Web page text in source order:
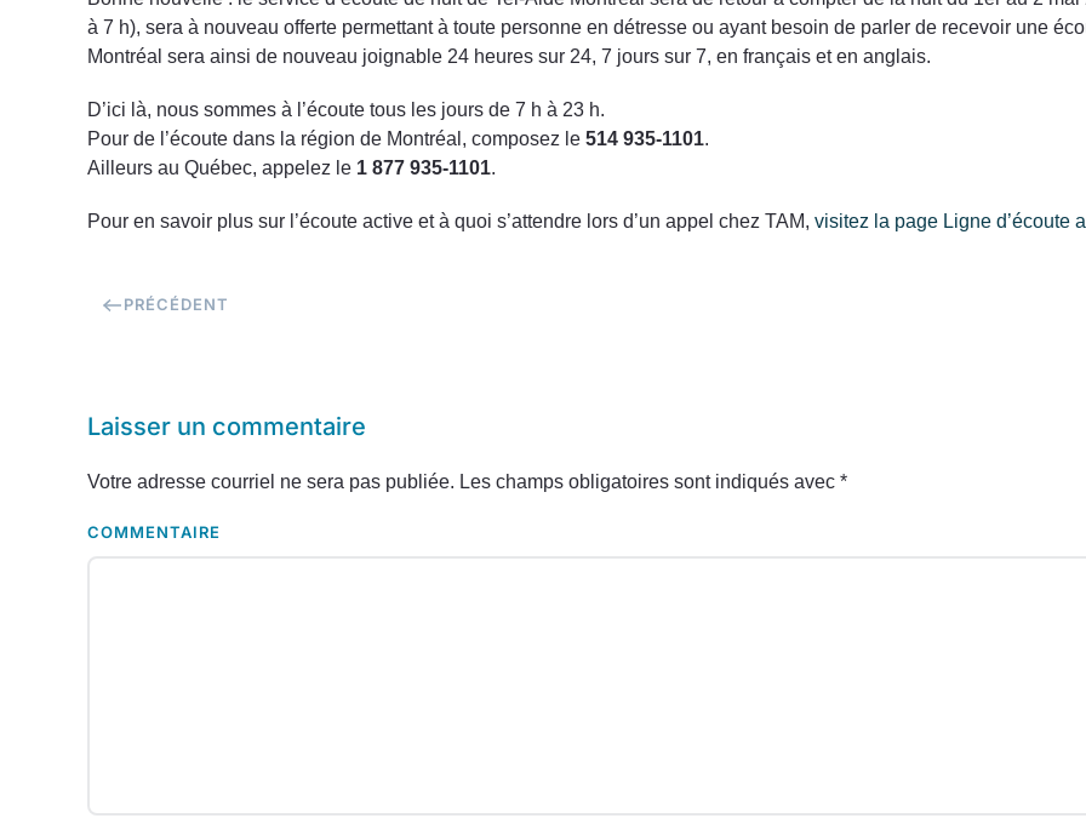
à 7 h), sera à nouveau offerte permettant à toute personne en détresse ou ayant besoin de parler de recevoir une
Montréal sera ainsi de nouveau joignable 24 heures sur 24, 7 jours sur 7, en français et en anglais.
D’ici là, nous sommes à l’écoute tous les jours de 7 h à 23 h.
Pour de l’écoute dans la région de Montréal, composez le 514 935-1101.
Ailleurs au Québec, appelez le 1 877 935-1101.
Pour en savoir plus sur l’écoute active et à quoi s’attendre lors d’un appel chez TAM, visitez la page Ligne d’écoute
PRÉCÉDENT
Laisser un commentaire
Votre adresse courriel ne sera pas publiée. Les champs obligatoires sont indiqués avec *
COMMENTAIRE